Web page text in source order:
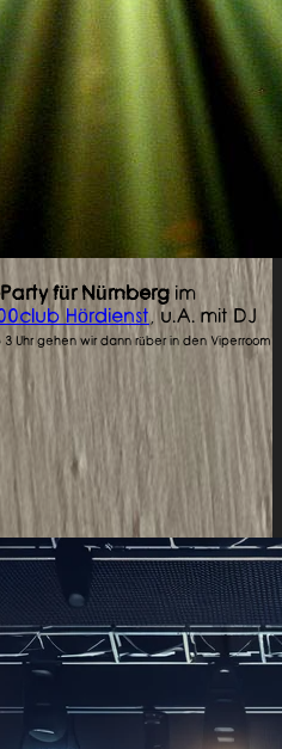
für Nürnberg im
Hördienst, u.A. mit DJ
3 Uhr gehen wir dann rüber in den Viperroom